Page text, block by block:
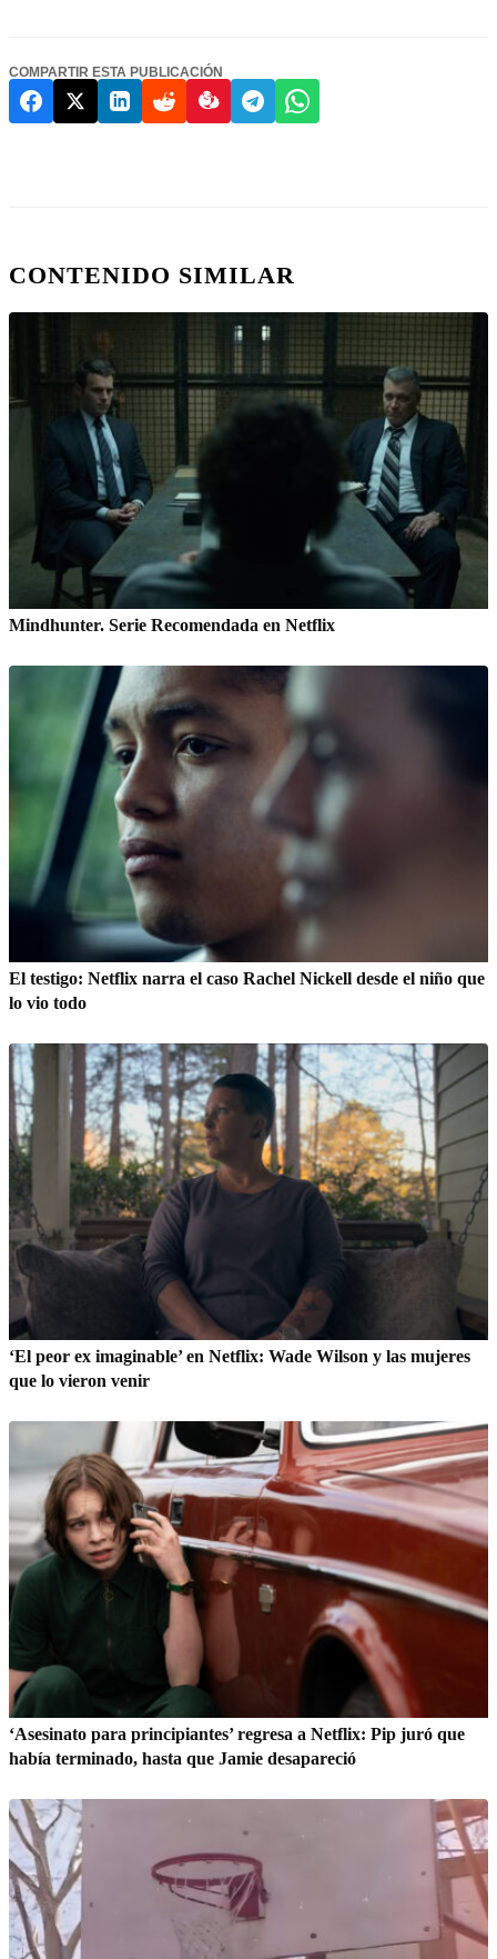
COMPARTIR ESTA PUBLICACIÓN
CONTENIDO SIMILAR
Mindhunter. Serie Recomendada en Netflix
El testigo: Netflix narra el caso Rachel Nickell desde el niño que
lo vio todo
‘El peor ex imaginable’ en Netflix: Wade Wilson y las mujeres
que lo vieron venir
‘Asesinato para principiantes’ regresa a Netflix: Pip juró que
había terminado, hasta que Jamie desapareció